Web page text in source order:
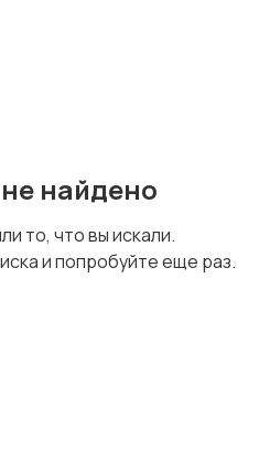
найдено
то, что вы искали.
и попробуйте еще раз.